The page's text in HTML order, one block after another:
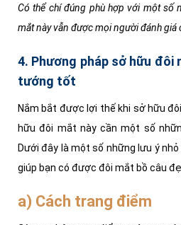
Có thể chí đúng phù hợp với một số
mắt này vẫn được mọi người đánh giá
4. Phương pháp sở hữu đôi
tướng tốt
Nắm bắt được lợi thế khi sở hữu
hữu đôi mắt này cần một số
Dưới đây là một số những lưu ý
giúp bạn có được đôi mắt bồ câu
a) Cách trang điểm